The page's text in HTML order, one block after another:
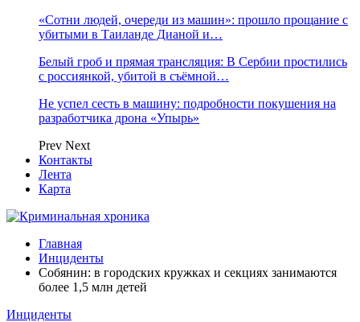
«Сотни людей, очереди из машин»: прошло прощание с
убитыми в Таиланде Дианой и…
Белый гроб и прямая трансляция: В Сербии простились
с россиянкой, убитой в съёмной…
Не успел сесть в машину: подробности покушения на
разработчика дрона «Упырь»
Prev Next
Контакты
Лента
Карта
Главная
Инциденты
Собянин: в городских кружках и секциях занимаются
более 1,5 млн детей
Инциденты